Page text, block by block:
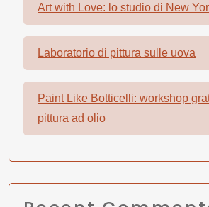
Art with Love: lo studio di New
Laboratorio di pittura sulle uova
Paint Like Botticelli: workshop
pittura ad olio